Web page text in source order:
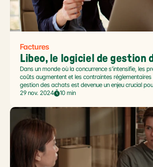
Factures
Libeo, le logiciel de gestion
Dans un monde où la concurrence s’intensifie, les
coûts augmentent et les contraintes réglementaires
gestion des achats est devenue un enjeu crucial
ce quelle que soit leur taille ou leur secteur d’activité.
faire de votre cycle d'achat un atout stratégique
29 nov. 2024 10 min